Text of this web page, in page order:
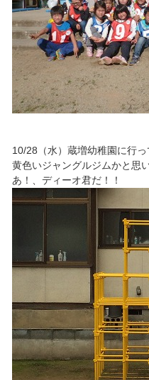
10/28（水）蔵増幼稚園に行
黄色いジャングルジムかと思
あ！、ディーオ君だ！！